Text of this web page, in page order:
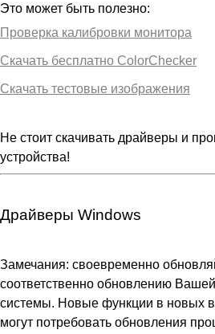
Это может быть полезно:
Проверка калибровки монитора
Скачать бесплатно ColorChecker
Скачать тестовые изображения
Не стоит скачивать драйверы и
устройства!
Драйверы Windows
Замечания: своевременно
соответственно обновлению
системы. Новые функции в новых
могут потребовать обновления